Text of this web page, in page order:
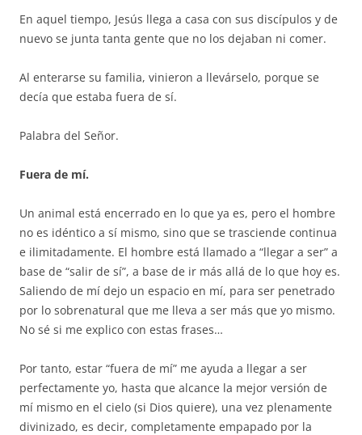
En aquel tiempo, Jesús llega a casa con sus discípulos y de
nuevo se junta tanta gente que no los dejaban ni comer.
Al enterarse su familia, vinieron a llevárselo, porque se
decía que estaba fuera de sí.
Palabra del Señor.
Fuera de mí.
Un animal está encerrado en lo que ya es, pero el hombre
no es idéntico a sí mismo, sino que se trasciende continua
e ilimitadamente. El hombre está llamado a “llegar a ser” a
base de “salir de sí”, a base de ir más allá de lo que hoy es.
Saliendo de mí dejo un espacio en mí, para ser penetrado
por lo sobrenatural que me lleva a ser más que yo mismo.
No sé si me explico con estas frases…
Por tanto, estar “fuera de mí” me ayuda a llegar a ser
perfectamente yo, hasta que alcance la mejor versión de
mí mismo en el cielo (si Dios quiere), una vez plenamente
divinizado, es decir, completamente empapado por la